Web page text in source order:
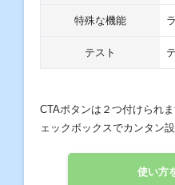
特殊な機能
テスト
CTAボタンは２つ付けられ
ェックボックスでカンタン設
使い方